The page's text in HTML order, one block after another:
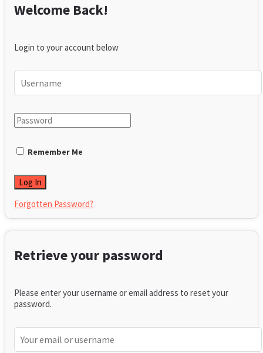
Welcome Back!
Login to your account below
Remember Me
Forgotten Password?
Retrieve your password
Please enter your username or email address to reset your
password.